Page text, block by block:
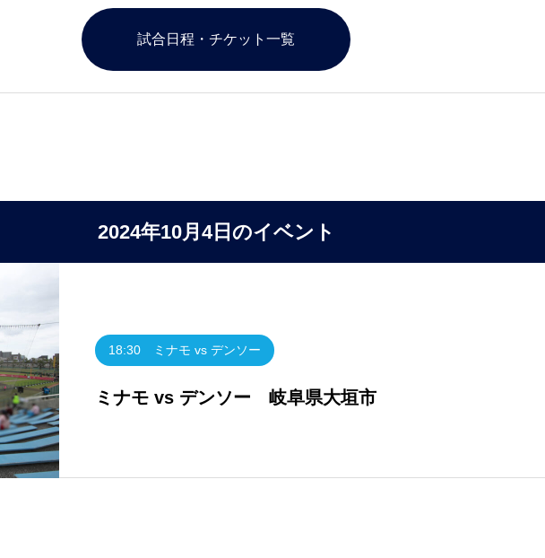
試合日程・チケット一覧
2024年10月4日のイベント
18:30 ミナモ vs デンソー
ミナモ vs デンソー 岐阜県大垣市